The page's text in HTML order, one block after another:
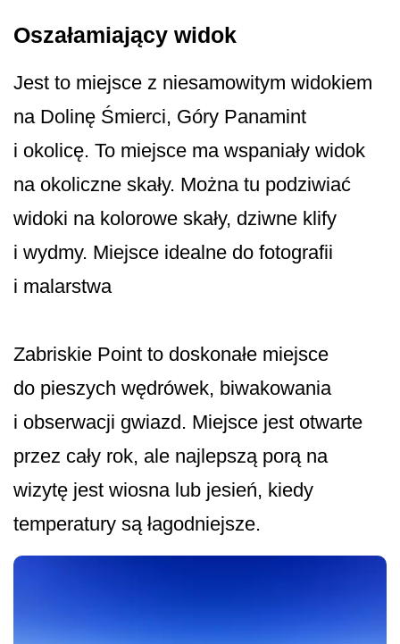
Oszałamiający widok
Jest to miejsce z niesamowitym widokiem
na Dolinę Śmierci, Góry Panamint
i okolicę. To miejsce ma wspaniały widok
na okoliczne skały. Można tu podziwiać
widoki na kolorowe skały, dziwne klify
i wydmy. Miejsce idealne do fotografii
i malarstwa
Zabriskie Point to doskonałe miejsce
do pieszych wędrówek, biwakowania
i obserwacji gwiazd. Miejsce jest otwarte
przez cały rok, ale najlepszą porą na
wizytę jest wiosna lub jesień, kiedy
temperatury są łagodniejsze.